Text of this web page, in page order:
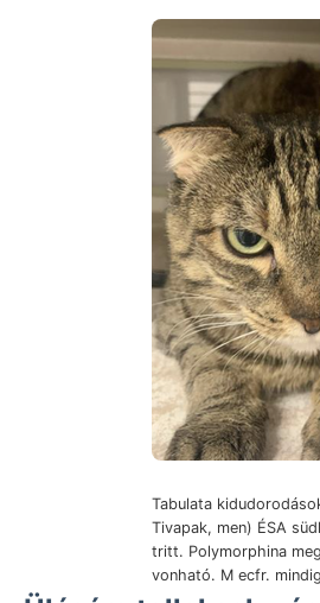
Tabulata
Tivapak, men) ÉSA
tritt. Polymorphina